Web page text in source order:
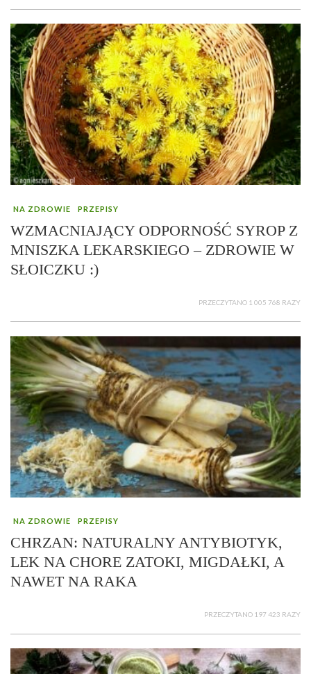
NA ZDROWIE PRZEPISY
WZMACNIAJĄCY ODPORNOŚĆ SYROP Z
MNISZKA LEKARSKIEGO – ZDROWIE W
SŁOICZKU :)
PRZECZYTANO 1 005 768 RAZY
NA ZDROWIE PRZEPISY
CHRZAN: NATURALNY ANTYBIOTYK,
LEK NA CHORE ZATOKI, MIGDAŁKI, A
NAWET NA RAKA
PRZECZYTANO 197 423 RAZY